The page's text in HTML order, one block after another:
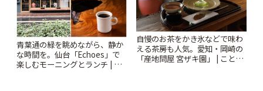
青葉通の緑を眺めながら、静か
な時間を。仙台「Echoes」で
楽しむモーニングとランチ | こ
自慢のお茶をかき氷などで味わ
える茶房も人気。愛知・岡崎の
「産地問屋 宮ザキ園」 | ことり